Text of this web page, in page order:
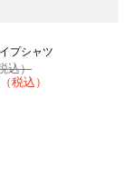
プシャツ
込）
（税込）